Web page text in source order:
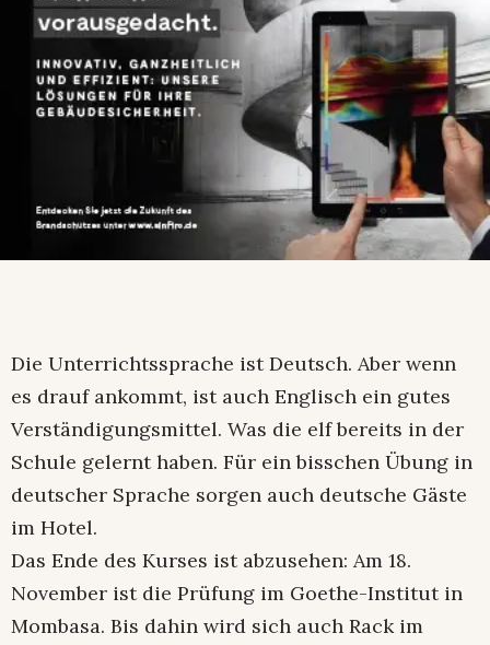
Die Unterrichtssprache ist Deutsch. Aber wenn
es drauf ankommt, ist auch Englisch ein gutes
Verständigungsmittel. Was die elf bereits in der
Schule gelernt haben. Für ein bisschen Übung in
deutscher Sprache sorgen auch deutsche Gäste
im Hotel.
Das Ende des Kurses ist abzusehen: Am 18.
November ist die Prüfung im Goethe-Institut in
Mombasa. Bis dahin wird sich auch Rack im